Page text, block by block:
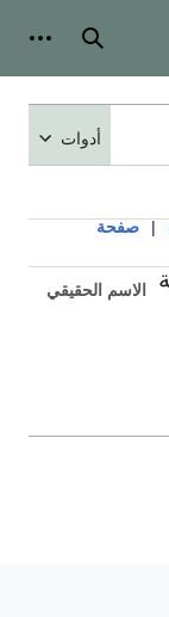
بحث
أدوات
|
صفحة
الاسم الحقيقي